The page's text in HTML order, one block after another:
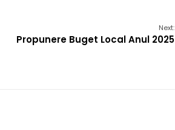
Next:
Propunere Buget Local Anul 2025